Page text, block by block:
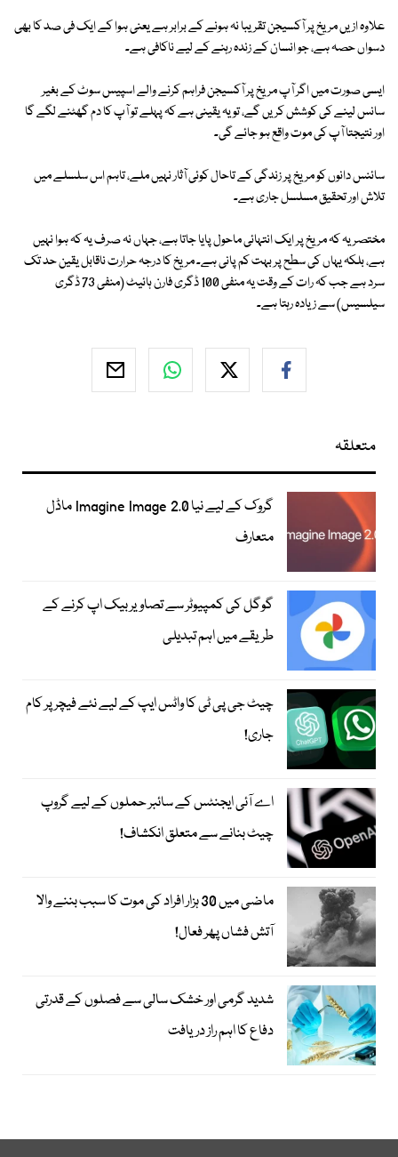
علاوہ ازیں مریخ پر آکسیجن تقریبا نہ ہونے کے برابر ہے یعنی ہوا کے ایک فی صد کا بھی
دسواں حصہ ہے، جو انسان کے زندہ رہنے کے لیے ناکافی ہے۔
ایسی صورت میں اگر آپ مریخ پر آکسیجن فراہم کرنے والے اسپیس سوٹ کے بغیر
سانس لینے کی کوشش کریں گے، تو یہ یقینی ہے کہ پہلے تو آپ کا دم گھٹنے لگے گا
اور نتیجتا آپ کی موت واقع ہو جائے گی۔
سائنس دانوں کو مریخ پر زندگی کے تاحال کوئی آثار نہیں ملے، تاہم اس سلسلے میں
تلاش اور تحقیق مسلسل جاری ہے۔
مختصر یہ کہ مریخ پر ایک انتہائی ماحول پایا جاتا ہے، جہاں نہ صرف یہ کہ ہوا نہیں
ہے، بلکہ یہاں کی سطح پر بہت کم پانی ہے۔ مریخ کا درجہ حرارت ناقابل یقین حد تک
سرد ہے جب کہ رات کے وقت یہ منفی 100 ڈگری فارن ہائیٹ (منفی 73 ڈگری
سیلسیس) سے زیادہ رہتا ہے۔
متعلقہ
گروک کے لیے نیا Imagine Image 2.0 ماڈل
متعارف
گوگل کی کمپیوٹر سے تصاویر بیک اپ کرنے کے
طریقے میں اہم تبدیلی
چیٹ جی پی ٹی کا واٹس ایپ کے لیے نئے فیچر پر کام
جاری!
اے آئی ایجنٹس کے سائبر حملوں کے لیے گروپ
چیٹ بنانے سے متعلق انکشاف!
ماضی میں 30 ہزار افراد کی موت کا سبب بننے والا
آتش فشاں پھر فعال!
شدید گرمی اور خشک سالی سے فصلوں کے قدرتی
دفاع کا اہم راز دریافت